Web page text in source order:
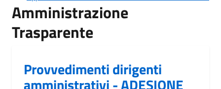
Amministrazione
Trasparente
Provvedimenti dirigenti
amministrativi - ADESIONE